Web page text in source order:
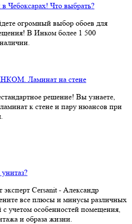
Чебоксарах! Что выбрать?
огромный выбор обоев для
В Инком более 1 500
Ламинат на стене
решение! Вы узнаете,
к стене и пару нюансов при
эксперт Cersanit - Александр
все плюсы и минусы различных
с учетом особенностей помещения,
и образа жизни.